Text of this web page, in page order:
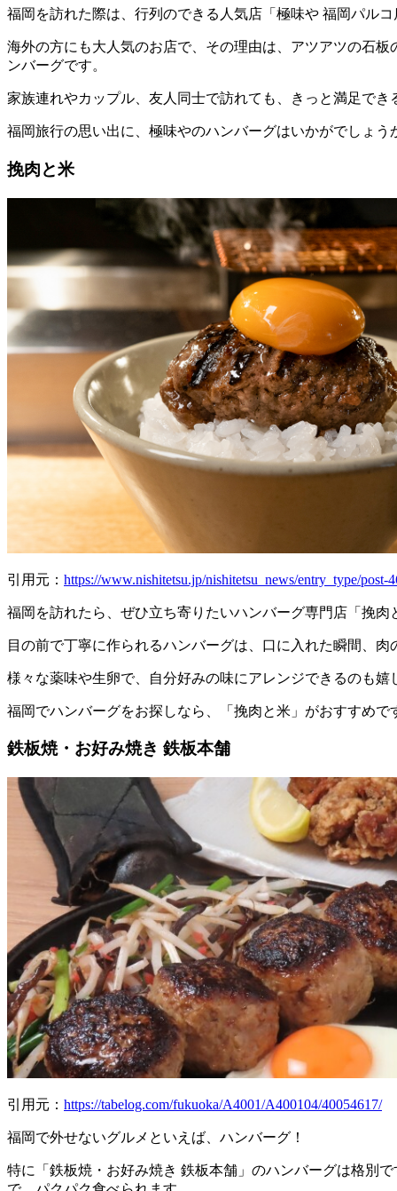
福岡を訪れた際は、行列のできる人気店「極味や 福岡パル
海外の方にも大人気のお店で、その理由は、アツアツの石
ンバーグです。
家族連れやカップル、友人同士で訪れても、きっと満足でき
福岡旅行の思い出に、極味やのハンバーグはいかがでしょう
挽肉と米
引用元： https://www.nishitetsu.jp/nishitetsu_news/entry_type/post-
福岡を訪れたら、ぜひ立ち寄りたいハンバーグ専門店「挽肉
目の前で丁寧に作られるハンバーグは、口に入れた瞬間、
様々な薬味や生卵で、自分好みの味にアレンジできるのも
福岡でハンバーグをお探しなら、「挽肉と米」がおすすめで
鉄板焼・お好み焼き 鉄板本舗
引用元： https://tabelog.com/fukuoka/A4001/A400104/40054617/
福岡で外せないグルメといえば、ハンバーグ！
特に「鉄板焼・お好み焼き 鉄板本舗」のハンバーグは格別